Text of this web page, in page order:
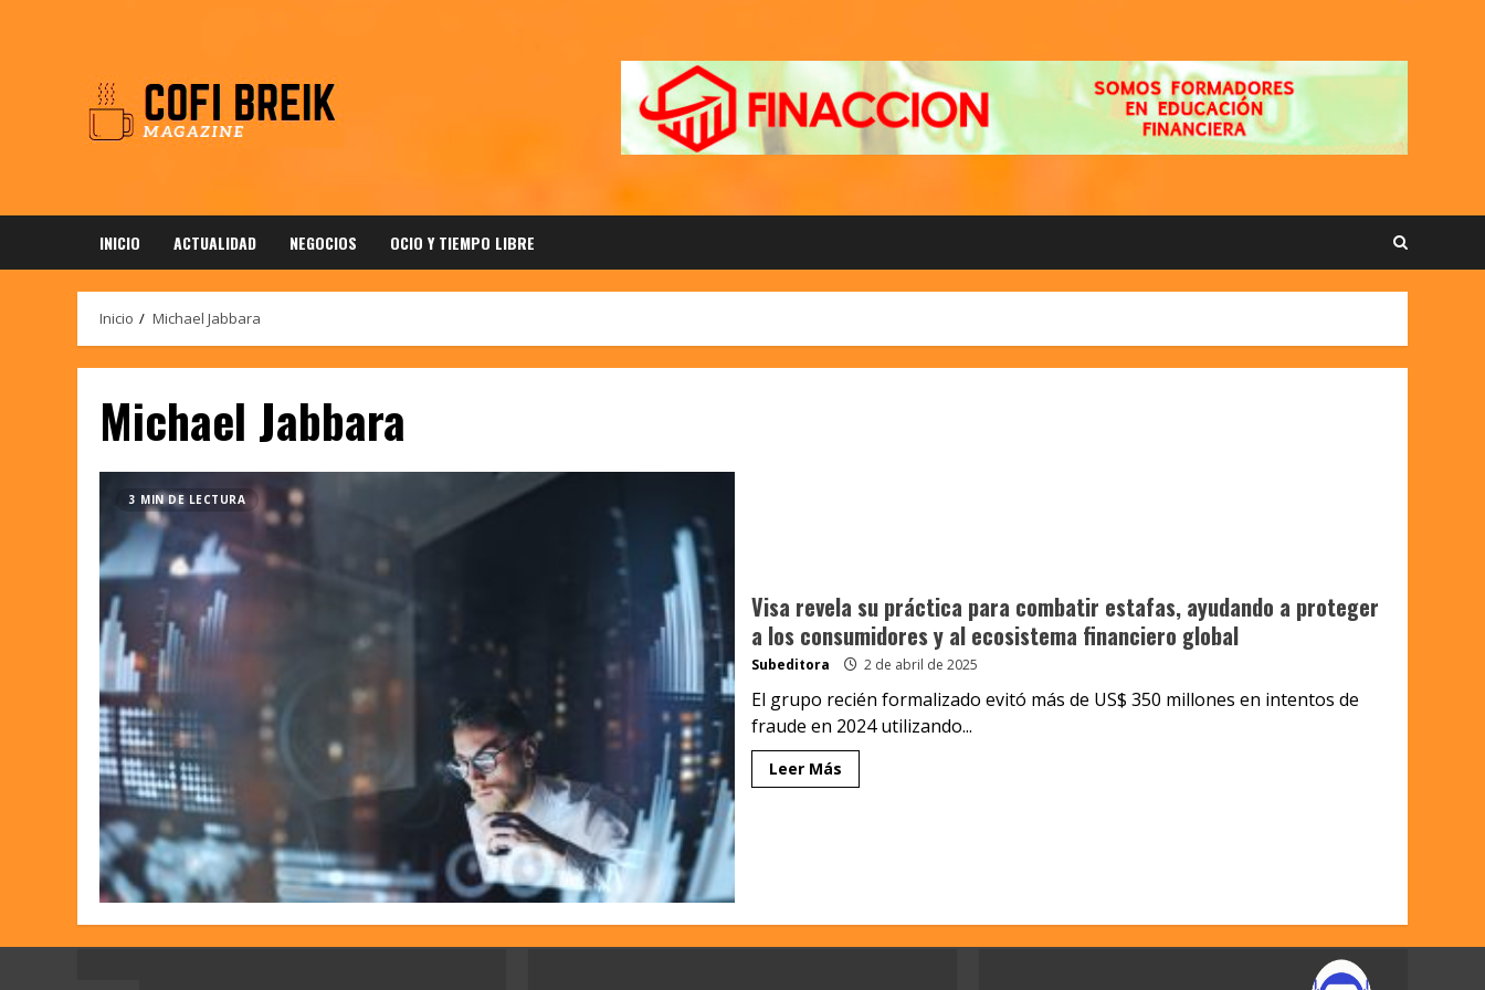
INICIO ACTUALIDAD NEGOCIOS OCIO Y TIEMPO LIBRE
Inicio Michael Jabbara
Michael Jabbara
3 MIN DE LECTURA
Visa revela su práctica para combatir estafas, ayudando a proteger
a los consumidores y al ecosistema financiero global
Subeditora 2 de abril de 2025
El grupo recién formalizado evitó más de US$ 350 millones en intentos de
fraude en 2024 utilizando...
Leer Más